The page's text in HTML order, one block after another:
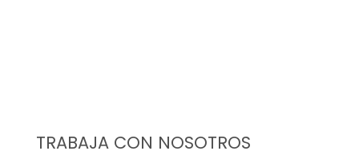
TRABAJA CON NOSOTROS